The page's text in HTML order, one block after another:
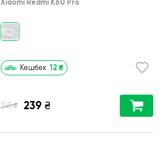
Xiaomi Redmi K60 Pro
Кешбек 12 ₴
345 ₴ 239 ₴